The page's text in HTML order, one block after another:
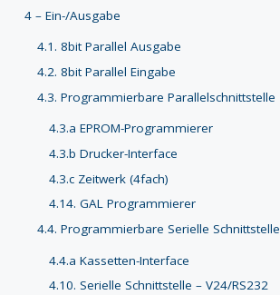
4 – Ein-/Ausgabe
4.1. 8bit Parallel Ausgabe
4.2. 8bit Parallel Eingabe
4.3. Programmierbare Parallelschnittstelle
4.3.a EPROM-Programmierer
4.3.b Drucker-Interface
4.3.c Zeitwerk (4fach)
4.14. GAL Programmierer
4.4. Programmierbare Serielle Schnittstelle
4.4.a Kassetten-Interface
4.10. Serielle Schnittstelle – V24/RS232